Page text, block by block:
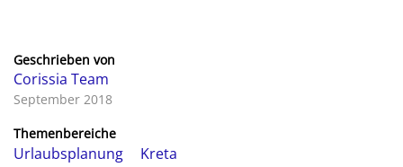
Geschrieben von
Corissia Team
September 2018
Themenbereiche
Urlaubsplanung Kreta